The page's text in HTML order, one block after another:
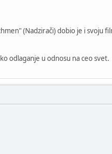
(Nadzirači) dobio je i svoju
odlaganje u odnosu na ceo svet.